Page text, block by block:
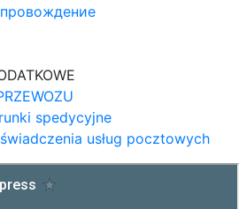
spedycyjne
usług pocztowych